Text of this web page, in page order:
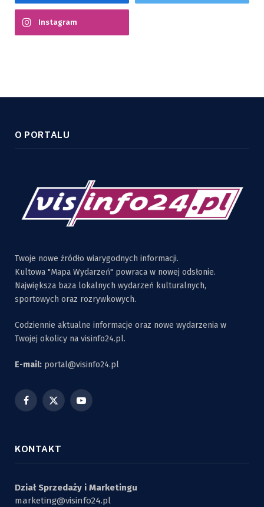
Instagram
O PORTALU
Twoje nowe źródło wiarygodnych informacji.
Kultowa "Mapa Wydarzeń" powraca w nowej odsłonie.
Największa baza lokalnych wydarzeń kulturalnych,
sportowych oraz rozrywkowych.
Codziennie aktualne informacje oraz nowe wydarzenia w
Twojej okolicy na visinfo24.pl.
E-mail: portal@visinfo24.pl
Facebook
X
YouTube
KONTAKT
Dział Sprzedaży i Marketingu
marketing@visinfo24.pl